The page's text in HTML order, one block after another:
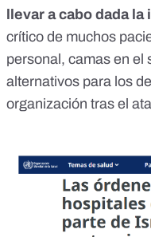
llevar a cabo dada
crítico de muchos
personal, camas en el
alternativos para los
organización tras el